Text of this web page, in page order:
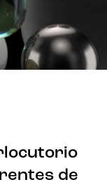
de